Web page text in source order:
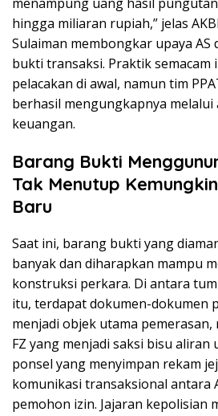
hingga miliaran rupiah,” jelas
Sulaiman membongkar upaya AS
bukti transaksi. Praktik
pelacakan di awal, namun tim
berhasil mengungkapnya melalui
keuangan.
Barang Bukti
Tak Menutup
Baru
Saat ini, barang bukti yang
banyak dan diharapkan mampu
konstruksi perkara. Di antara
itu, terdapat dokumen-dokumen
menjadi objek utama
FZ yang menjadi saksi bisu
ponsel yang menyimpan rekam
komunikasi transaksional antara
pemohon izin. Jajaran kepolisian